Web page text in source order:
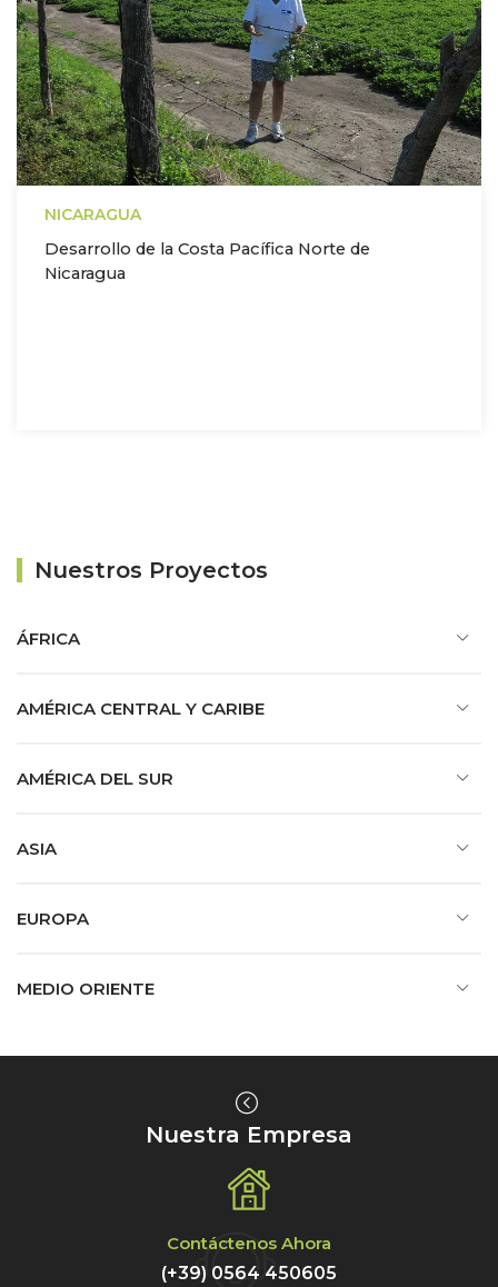
NICARAGUA
Desarrollo de la Costa Pacífica Norte de
Nicaragua
Nuestros Proyectos
ÁFRICA
AMÉRICA CENTRAL Y CARIBE
AMÉRICA DEL SUR
ASIA
EUROPA
MEDIO ORIENTE
Nuestra Empresa
Contáctenos Ahora
(+39) 0564 450605